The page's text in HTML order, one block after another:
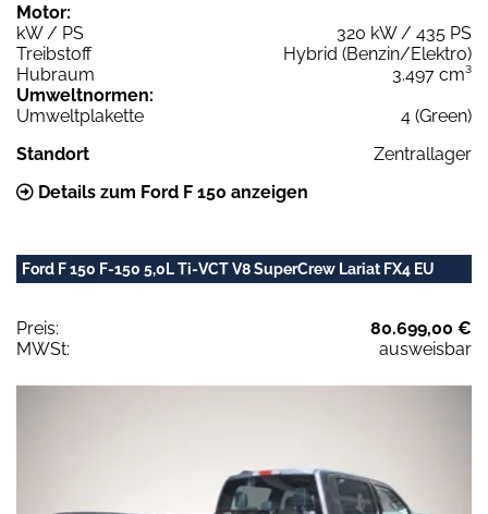
Motor:
kW / PS
320 kW / 435 PS
Treibstoff
Hybrid (Benzin/Elektro)
Hubraum
3.497 cm³
Umweltnormen:
Umweltplakette
4 (Green)
Standort
Zentrallager
Details zum Ford F 150 anzeigen
Ford F 150 F-150 5,0L Ti-VCT V8 SuperCrew Lariat FX4 EU
Preis:
80.699,00 €
MWSt:
ausweisbar